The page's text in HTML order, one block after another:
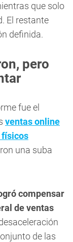
que solo
El restante
definida.
pero
fue el
ventas online
físicos
una suba
compensar
de ventas
de las